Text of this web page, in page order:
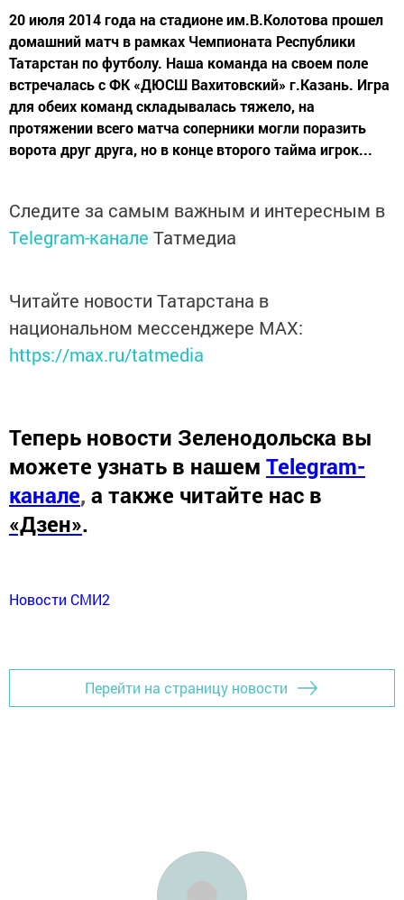
20 июля 2014 года на стадионе им.В.Колотова прошел
домашний матч в рамках Чемпионата Республики
Татарстан по футболу. Наша команда на своем поле
встречалась с ФК «ДЮСШ Вахитовский» г.Казань. Игра
для обеих команд складывалась тяжело, на
протяжении всего матча соперники могли поразить
ворота друг друга, но в конце второго тайма игрок...
Следите за самым важным и интересным в
Telegram-канале Татмедиа
Читайте новости Татарстана в
национальном мессенджере MАХ:
https://max.ru/tatmedia
Теперь новости Зеленодольска вы
можете узнать в нашем Telegram-
канале, а также читайте нас в
«Дзен».
Новости СМИ2
Перейти на страницу новости